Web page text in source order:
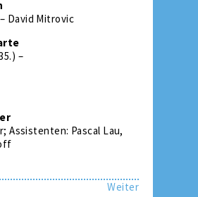
David Mitrovic
–
Assistenten: Pascal Lau,
Weiter